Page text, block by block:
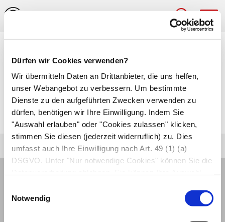
Dürfen wir Cookies verwenden?
Wir übermitteln Daten an Drittanbieter, die uns helfen,
unser Webangebot zu verbessern. Um bestimmte
Dienste zu den aufgeführten Zwecken verwenden zu
dürfen, benötigen wir Ihre Einwilligung. Indem Sie
"Auswahl erlauben" oder "Cookies zulassen" klicken,
stimmen Sie diesen (jederzeit widerruflich) zu. Dies
umfasst auch Ihre Einwilligung nach Art. 49 (1) (a)
DSGVO. Unter "Nur notwendige Cookies" können Sie die
Notwendig
intermittierend
Mit Unterbrechungen, zeitweilig aussetzende
Krankheitssymptome.